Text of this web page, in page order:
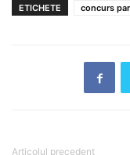
ETICHETE concurs
Articolul precedent